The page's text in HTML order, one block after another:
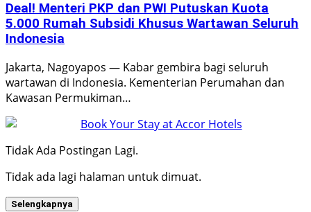
Deal! Menteri PKP dan PWI Putuskan Kuota
5.000 Rumah Subsidi Khusus Wartawan Seluruh
Indonesia
Jakarta, Nagoyapos — Kabar gembira bagi seluruh
wartawan di Indonesia. Kementerian Perumahan dan
Kawasan Permukiman…
Tidak Ada Postingan Lagi.
Tidak ada lagi halaman untuk dimuat.
Selengkapnya